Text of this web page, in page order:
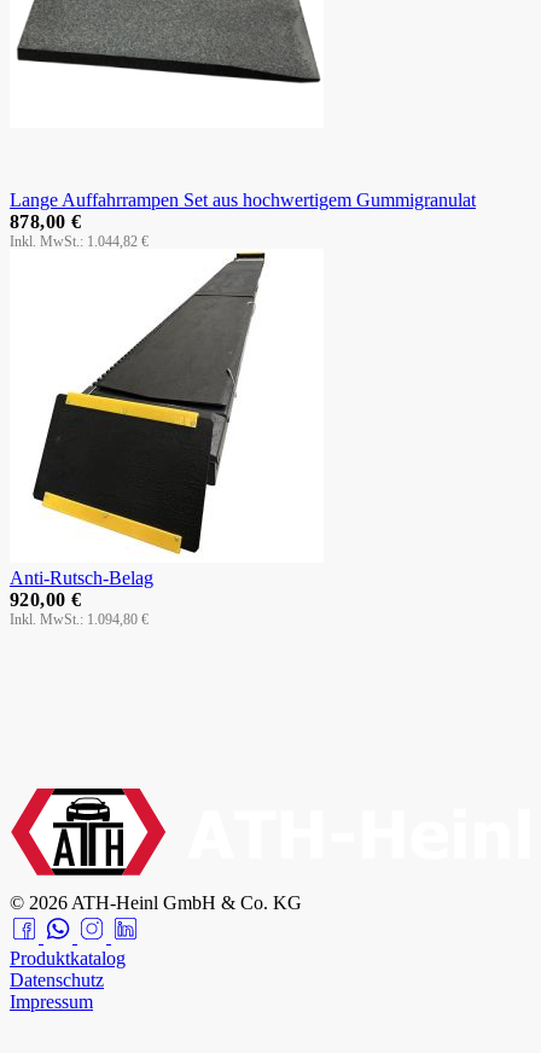
Lange Auffahrrampen Set aus hochwertigem Gummigranulat
1.044,82 €
878,00 €
Anti-Rutsch-Belag
1.094,80 €
920,00 €
© 2026 ATH-Heinl GmbH & Co. KG
Produktkatalog
Datenschutz
Impressum